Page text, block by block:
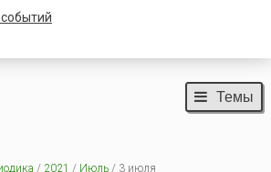
Темы
/ 2021 / Июль/ 3 июля